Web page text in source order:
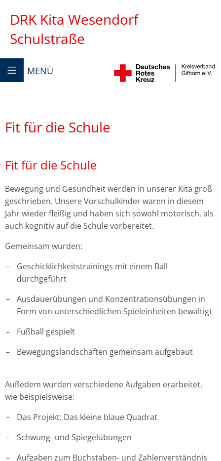
DRK Kita Wesendorf
Schulstraße
MENÜ
Fit für die Schule
Fit für die Schule
Bewegung und Gesundheit werden in unserer Kita groß
geschrieben. Unsere Vorschulkinder waren in diesem
Jahr wieder fleißig und haben sich sowohl motorisch, als
auch kognitiv auf die Schule vorbereitet.
Gemeinsam wurden:
Geschicklichkeitstrainings mit einem Ball
durchgeführt
Ausdauerübungen und Konzentrationsübungen in
Form von unterschiedlichen Spieleinheiten bewältigt
Fußball gespielt
Bewegungslandschaften gemeinsam aufgebaut
Außedem wurden verschiedene Aufgaben erarbeitet,
wie beispielsweise:
Das Projekt: Das kleine blaue Quadrat
Schwung- und Spiegelübungen
Aufgaben zum Buchstaben- und Zahlenverständnis